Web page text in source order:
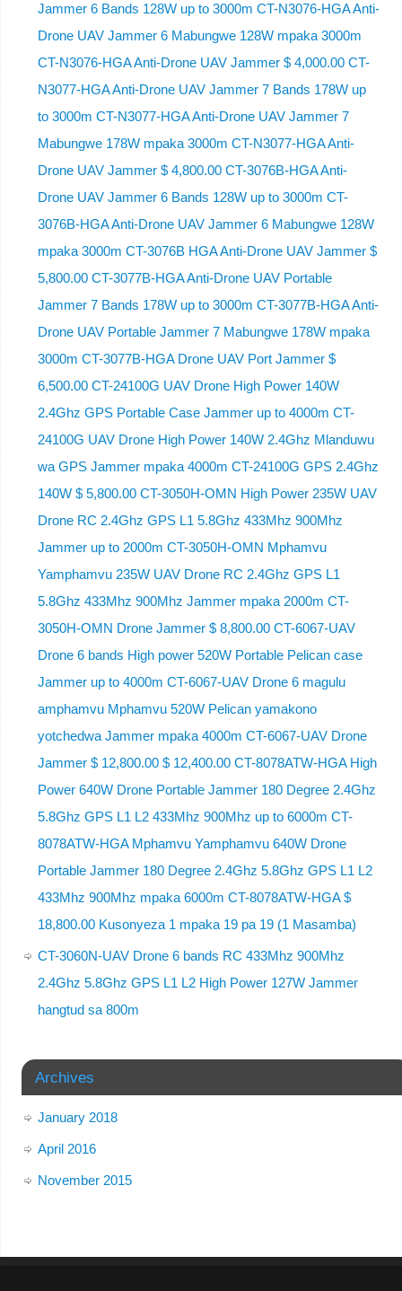
Jammer 6 Bands 128W up to 3000m CT-N3076-HGA ​​Anti-
Drone UAV Jammer 6 Mabungwe 128W mpaka 3000m
CT-N3076-HGA ​​Anti-Drone UAV Jammer $ 4,000.00 CT-
N3077-HGA Anti-Drone UAV Jammer 7 Bands 178W up
to 3000m CT-N3077-HGA Anti-Drone UAV Jammer 7
Mabungwe 178W mpaka 3000m CT-N3077-HGA Anti-
Drone UAV Jammer $ 4,800.00 CT-3076B-HGA Anti-
Drone UAV Jammer 6 Bands 128W up to 3000m CT-
3076B-HGA Anti-Drone UAV Jammer 6 Mabungwe 128W
mpaka 3000m CT-3076B HGA Anti-Drone UAV Jammer $
5,800.00 CT-3077B-HGA Anti-Drone UAV Portable
Jammer 7 Bands 178W up to 3000m CT-3077B-HGA Anti-
Drone UAV Portable Jammer 7 Mabungwe 178W mpaka
3000m CT-3077B-HGA Drone UAV Port Jammer $
6,500.00 CT-24100G UAV Drone High Power 140W
2.4Ghz GPS Portable Case Jammer up to 4000m CT-
24100G UAV Drone High Power 140W 2.4Ghz Mlanduwu
wa GPS Jammer mpaka 4000m CT-24100G GPS 2.4Ghz
140W $ 5,800.00 CT-3050H-OMN High Power 235W UAV
Drone RC 2.4Ghz GPS L1 5.8Ghz 433Mhz 900Mhz
Jammer up to 2000m CT-3050H-OMN Mphamvu
Yamphamvu 235W UAV Drone RC 2.4Ghz GPS L1
5.8Ghz 433Mhz 900Mhz Jammer mpaka 2000m CT-
3050H-OMN Drone Jammer $ 8,800.00 CT-6067-UAV
Drone 6 bands High power 520W Portable Pelican case
Jammer up to 4000m CT-6067-UAV Drone 6 magulu
amphamvu Mphamvu 520W Pelican yamakono
yotchedwa Jammer mpaka 4000m CT-6067-UAV Drone
Jammer $ 12,800.00 $ 12,400.00 CT-8078ATW-HGA High
Power 640W Drone Portable Jammer 180 Degree 2.4Ghz
5.8Ghz GPS L1 L2 433Mhz 900Mhz up to 6000m CT-
8078ATW-HGA Mphamvu Yamphamvu 640W Drone
Portable Jammer 180 Degree 2.4Ghz 5.8Ghz GPS L1 L2
433Mhz 900Mhz mpaka 6000m CT-8078ATW-HGA $
18,800.00 Kusonyeza 1 mpaka 19 pa 19 (1 Masamba)
CT-3060N-UAV Drone 6 bands RC 433Mhz 900Mhz
2.4Ghz 5.8Ghz GPS L1 L2 High Power 127W Jammer
hangtud sa 800m
Archives
January 2018
April 2016
November 2015